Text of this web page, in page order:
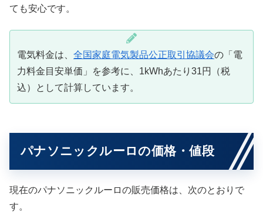
ても安心です。
電気料金は、 全国家庭電気製品公正取引協議会の「電
力料金目安単価」を参考に、1kWhあたり31円（税
込）として計算しています。
パナソニックルーロの価格・値段
現在のパナソニックルーロの販売価格は、次のとおりで
す。